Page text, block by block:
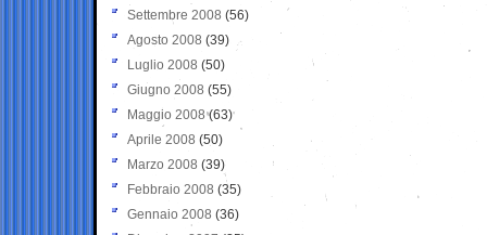
Settembre 2008 (56)
Agosto 2008 (39)
Luglio 2008 (50)
Giugno 2008 (55)
Maggio 2008(63)
Aprile 2008 (50)
Marzo 2008 (39)
Febbraio 2008 (35)
Gennaio 2008 (36)